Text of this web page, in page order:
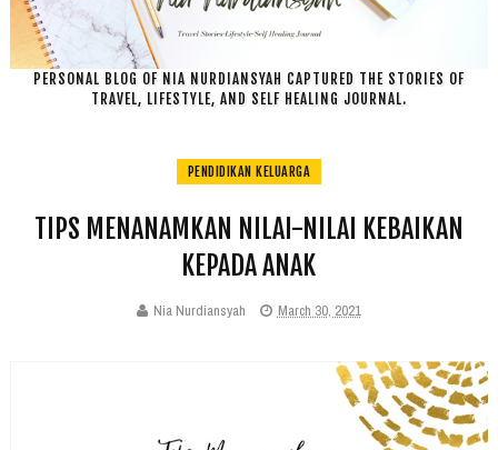
PERSONAL BLOG OF NIA NURDIANSYAH CAPTURED THE STORIES OF
TRAVEL, LIFESTYLE, AND SELF HEALING JOURNAL.
PENDIDIKAN KELUARGA
TIPS MENANAMKAN NILAI-NILAI KEBAIKAN
KEPADA ANAK
Nia Nurdiansyah March 30, 2021